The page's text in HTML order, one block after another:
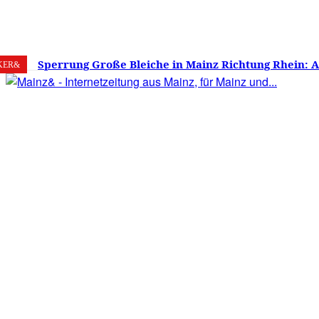
8. August 2026 32.2 Mainz
Sperrung Große Bleiche in Mainz Richtung Rhein:
verwirrt, Mainzer stinksauer – Haben die Mainzer